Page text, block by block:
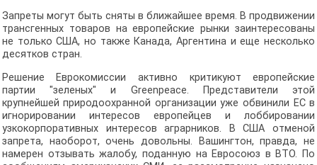
Запреты могут быть сняты в ближайшее время. В продвижении
трансгенных товаров на европейские рынки заинтересованы
не только США, но также Канада, Аргентина и еще несколько
десятков стран.
Решение Еврокомиссии активно критикуют европейские
партии "зеленых" и Greenpeace. Представители этой
крупнейшей природоохранной организации уже обвинили ЕС в
игнорировании интересов европейцев и лоббировании
узкокорпоративных интересов аграрников. В США отменой
запрета, наоборот, очень довольны. Вашингтон, правда, не
намерен отзывать жалобу, поданную на Евросоюз в ВТО. По